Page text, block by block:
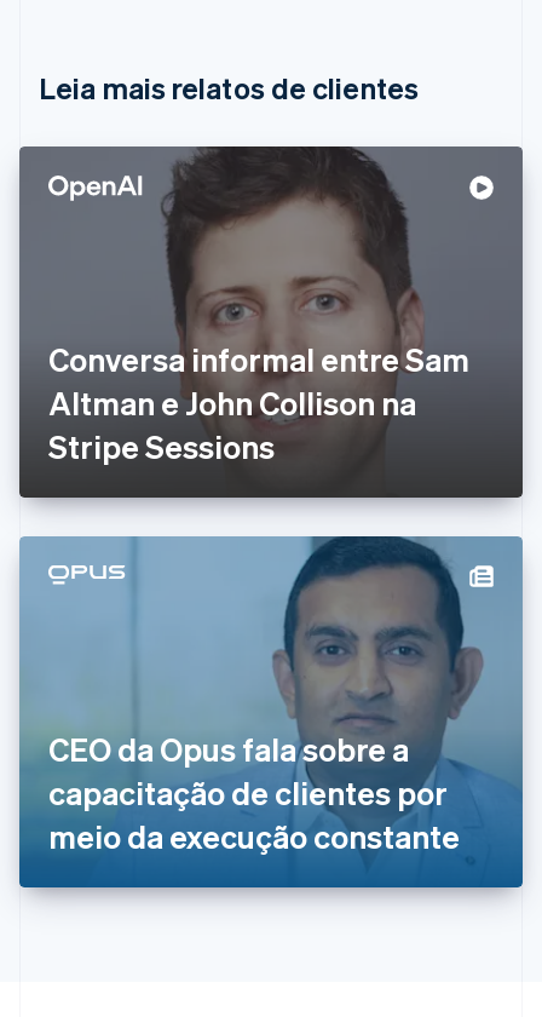
Leia mais relatos de clientes
Conversa informal entre Sam
Altman e John Collison na
Stripe Sessions
CEO da Opus fala sobre a
capacitação de clientes por
meio da execução constante
Bulgária
Français
China continental
English
Italiano
English
Emirados Árabes Unidos
English
Eslováquia
English
EnglishItaliano
Espanha
Estados Unidos
Français English
English
Grécia
English
English